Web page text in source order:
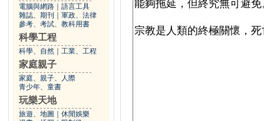
電腦與網路
語言工具
雜誌、期刊
軍政、法律
參考、考試、教科用書
科學工程
科學、自然 工業、工程
家庭親子
家庭、親子、人際
青少年、童書
玩樂天地
旅遊、地圖
休閒娛樂